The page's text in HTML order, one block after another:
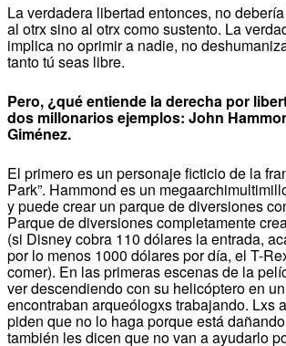
La verdadera libertad entonces, no
al otrx sino al otrx como sustento. La
implica no oprimir a nadie, no
tanto tú seas libre.
Pero, ¿qué entiende la derecha por
dos millonarios ejemplos: John
Giménez.
El primero es un personaje ficticio de la
Park”. Hammond es un
y puede crear un parque de diversiones
Parque de diversiones completamente
(si Disney cobra 110 dólares la entrada,
por lo menos 1000 dólares por día, el T-
comer). En las primeras escenas de la
ver descendiendo con su helicóptero en
encontraban arqueólogxs trabajando. Lxs
piden que no lo haga porque está
también les dicen que no van a ayudarlo